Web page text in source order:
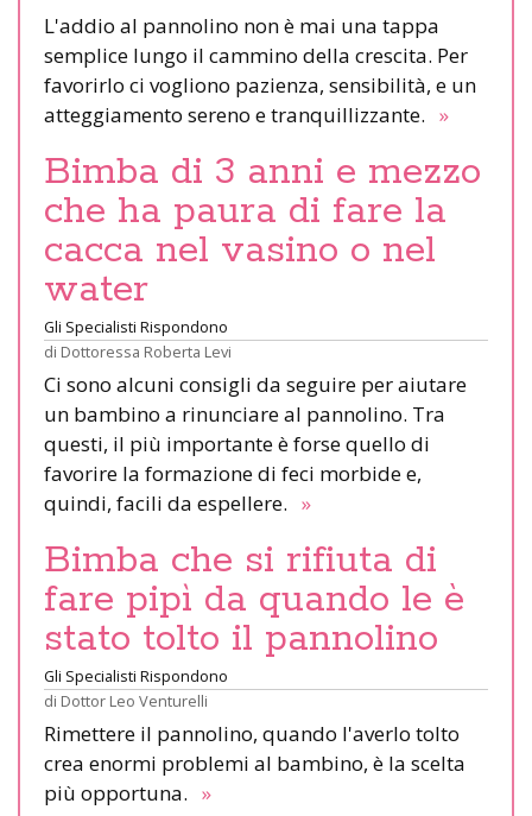
L'addio al pannolino non è mai una tappa
semplice lungo il cammino della crescita. Per
favorirlo ci vogliono pazienza, sensibilità, e un
atteggiamento sereno e tranquillizzante. »
Bimba di 3 anni e mezzo
che ha paura di fare la
cacca nel vasino o nel
water
Gli Specialisti Rispondono
di Dottoressa Roberta Levi
Ci sono alcuni consigli da seguire per aiutare
un bambino a rinunciare al pannolino. Tra
questi, il più importante è forse quello di
favorire la formazione di feci morbide e,
quindi, facili da espellere. »
Bimba che si rifiuta di
fare pipì da quando le è
stato tolto il pannolino
Gli Specialisti Rispondono
di Dottor Leo Venturelli
Rimettere il pannolino, quando l'averlo tolto
crea enormi problemi al bambino, è la scelta
più opportuna. »